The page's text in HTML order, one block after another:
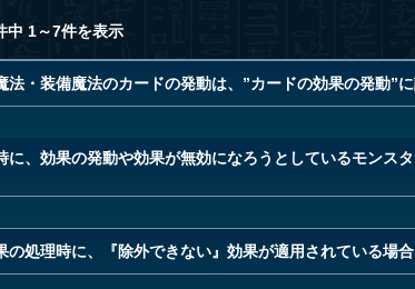
中 1～7件を表示
・装備魔法のカードの発動は、”カードの効果の発動”
に、効果の発動や効果が無効になろうとしているモンス
の処理時に、『除外できない』効果が適用されている場